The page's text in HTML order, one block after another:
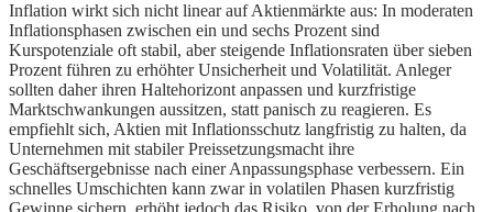
Inflation wirkt sich nicht linear auf Aktienmärkte aus: In moderaten
Inflationsphasen zwischen ein und sechs Prozent sind
Kurspotenziale oft stabil, aber steigende Inflationsraten über sieben
Prozent führen zu erhöhter Unsicherheit und Volatilität. Anleger
sollten daher ihren Haltehorizont anpassen und kurzfristige
Marktschwankungen aussitzen, statt panisch zu reagieren. Es
empfiehlt sich, Aktien mit Inflationsschutz langfristig zu halten, da
Unternehmen mit stabiler Preissetzungsmacht ihre
Geschäftsergebnisse nach einer Anpassungsphase verbessern. Ein
schnelles Umschichten kann zwar in volatilen Phasen kurzfristig
Gewinne sichern, erhöht jedoch das Risiko, von der Erholung nach